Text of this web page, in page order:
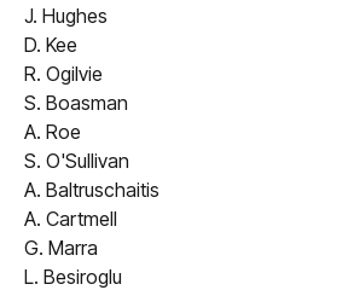
J. Hughes
D. Kee
R. Ogilvie
S. Boasman
A. Roe
S. O'Sullivan
A. Baltruschaitis
A. Cartmell
G. Marra
L. Besiroglu